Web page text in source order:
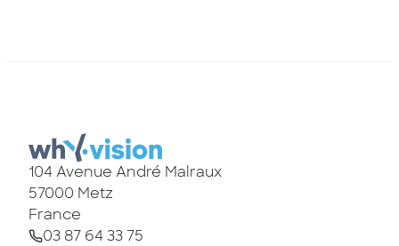
104 Avenue André Malraux
57000 Metz
France
03 87 64 33 75